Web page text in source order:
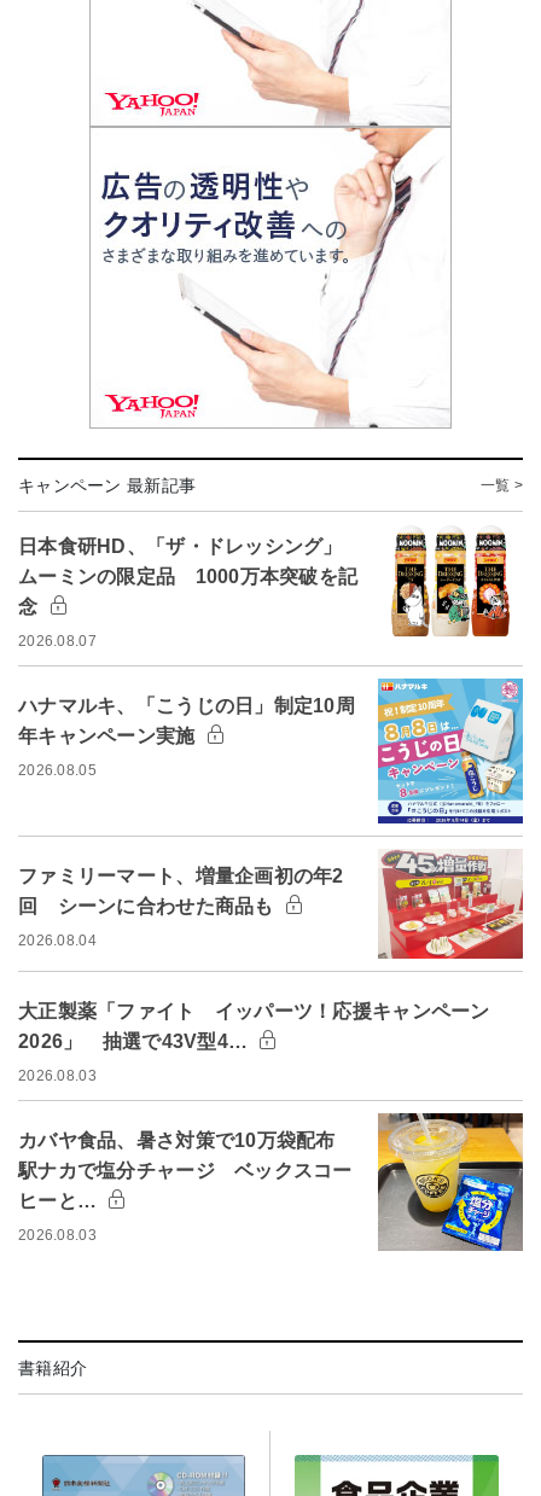
キャンペーン 最新記事 一覧 >
日本食研HD、「ザ・ドレッシング」
ムーミンの限定品 1000万本突破を記
念
2026.08.07
ハナマルキ、「こうじの日」制定10周
年キャンペーン実施
2026.08.05
ファミリーマート、増量企画初の年2
回 シーンに合わせた商品も
2026.08.04
大正製薬「ファイト イッパーツ！応援キャンペーン
2026」 抽選で43V型4…
2026.08.03
カバヤ食品、暑さ対策で10万袋配布
駅ナカで塩分チャージ ベックスコー
ヒーと…
2026.08.03
書籍紹介